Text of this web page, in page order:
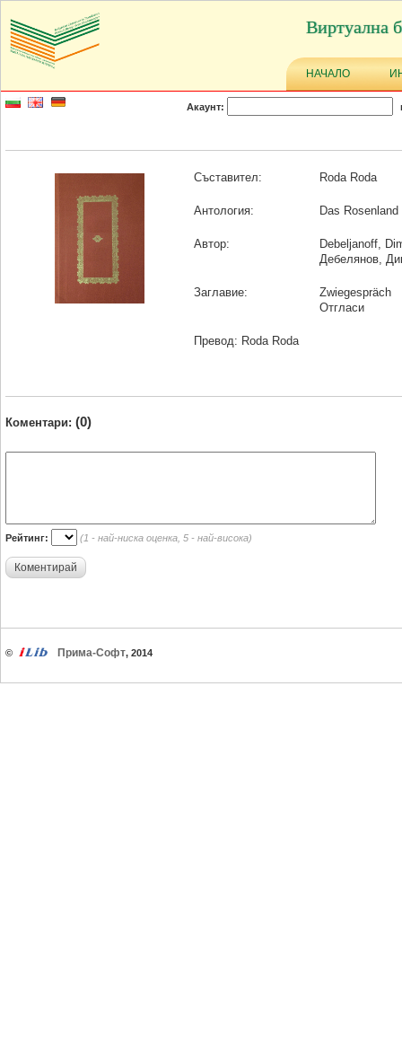
Виртуална
НАЧАЛО
Акаунт:
Съставител: Roda Roda
Антология: Das
Автор:
Debeljanoff,
Дебелянов,
Заглавие:
Zwiegespräch
Отгласи
Превод: Roda Roda
Коментари: (0)
Рейтинг: (1 - най-ниска оценка, 5 - най-висока)
Коментирай
© Прима-Софт, 2014